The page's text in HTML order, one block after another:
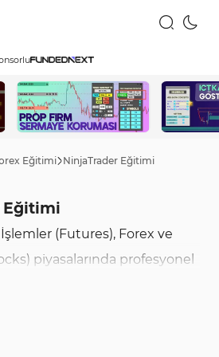
Eğitimi NinjaTrader Eğitimi
Eğitimi
(Futures), Forex ve
piyasalarında profesyonel
en gelişmiş analiz ve